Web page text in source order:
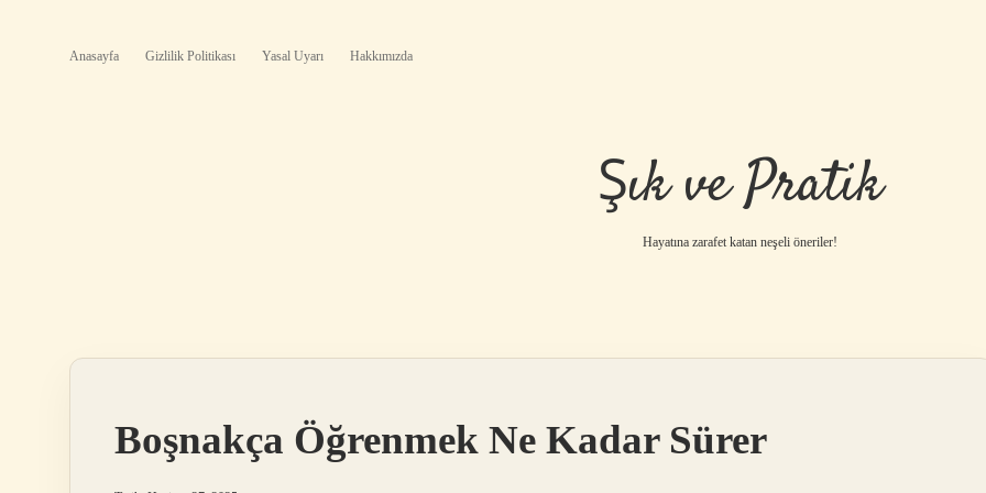
Anasayfa Gizlilik Politikası Yasal Uyarı Hakkımızda
Şık ve Pratik
Hayatına zarafet katan neşeli öneriler!
Boşnakça Öğrenmek Ne Kadar Sürer